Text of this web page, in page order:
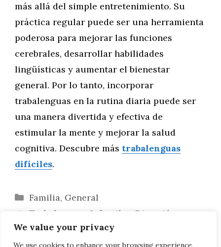
We value your privacy
We use cookies to enhance your browsing experience,
más allá del simple entretenimiento. Su
práctica regular puede ser una herramienta
poderosa para mejorar las funciones
cerebrales, desarrollar habilidades
lingüísticas y aumentar el bienestar
general. Por lo tanto, incorporar
trabalenguas en la rutina diaria puede ser
una manera divertida y efectiva de
estimular la mente y mejorar la salud
cognitiva. Descubre más trabalenguas
difíciles.
Categorías
Familia, General
Trabalenguas Infantiles: Diversión y
Aprendizaje de Vocabulario